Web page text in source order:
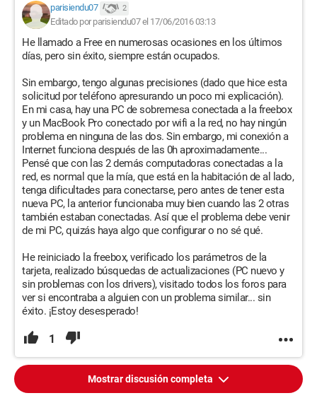
parisiendu07 2
Editado por parisiendu07 el 17/06/2016 03:13
He llamado a Free en numerosas ocasiones en los últimos
días, pero sin éxito, siempre están ocupados.
Sin embargo, tengo algunas precisiones (dado que hice esta
solicitud por teléfono apresurando un poco mi explicación).
En mi casa, hay una PC de sobremesa conectada a la freebox
y un MacBook Pro conectado por wifi a la red, no hay ningún
problema en ninguna de las dos. Sin embargo, mi conexión a
Internet funciona después de las 0h aproximadamente...
Pensé que con las 2 demás computadoras conectadas a la
red, es normal que la mía, que está en la habitación de al lado,
tenga dificultades para conectarse, pero antes de tener esta
nueva PC, la anterior funcionaba muy bien cuando las 2 otras
también estaban conectadas. Así que el problema debe venir
de mi PC, quizás haya algo que configurar o no sé qué.
He reiniciado la freebox, verificado los parámetros de la
tarjeta, realizado búsquedas de actualizaciones (PC nuevo y
sin problemas con los drivers), visitado todos los foros para
ver si encontraba a alguien con un problema similar... sin
éxito. ¡Estoy desesperado!
1
Mostrar discusión completa